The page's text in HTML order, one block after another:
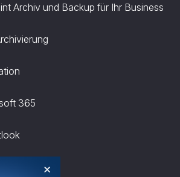
Archiv und Backup für Ihr Business
365
×